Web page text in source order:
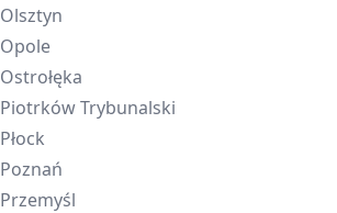
Olsztyn
Opole
Ostrołęka
Piotrków Trybunalski
Płock
Poznań
Przemyśl